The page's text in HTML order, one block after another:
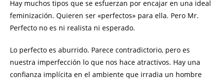
Hay muchos tipos que se esfuerzan por encajar en una ideal
feminización. Quieren ser «perfectos» para ella. Pero Mr.
Perfecto no es ni realista ni esperado.
Lo perfecto es aburrido. Parece contradictorio, pero es
nuestra imperfección lo que nos hace atractivos. Hay una
confianza implícita en el ambiente que irradia un hombre